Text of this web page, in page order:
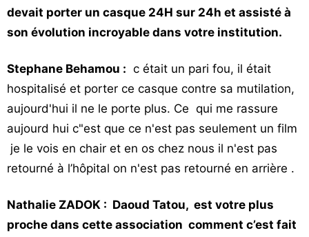
devait porter un casque 24H sur 24h et assisté à
son évolution incroyable dans votre institution.
Stephane Behamou : c était un pari fou, il était
hospitalisé et porter ce casque contre sa mutilation,
aujourd'hui il ne le porte plus. Ce qui me rassure
aujourd hui c"est que ce n'est pas seulement un film
je le vois en chair et en os chez nous il n'est pas
retourné à l’hôpital on n'est pas retourné en arrière .
Nathalie ZADOK : Daoud Tatou, est votre plus
proche dans cette association comment c’est fait